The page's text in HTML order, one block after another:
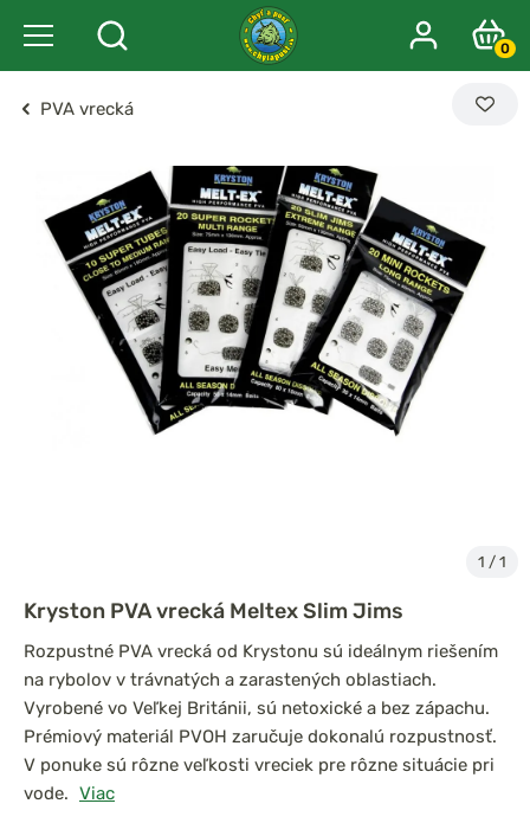
0
PVA vrecká
1 / 1
Kryston PVA vrecká Meltex Slim Jims
Rozpustné PVA vrecká od Krystonu sú ideálnym riešením
na rybolov v trávnatých a zarastených oblastiach.
Vyrobené vo Veľkej Británii, sú netoxické a bez zápachu.
Prémiový materiál PVOH zaručuje dokonalú rozpustnosť.
V ponuke sú rôzne veľkosti vreciek pre rôzne situácie pri
vode. Viac